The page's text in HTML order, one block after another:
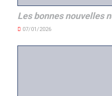
Les bonnes nouvelles
07/01/2026